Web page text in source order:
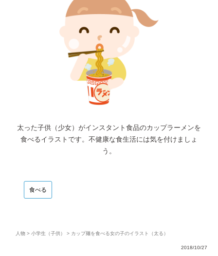
太った子供（少女）がインスタント食品のカップラーメンを
食べるイラストです。不健康な食生活には気を付けましょ
う。
食べる
人物 >小学生（子供） > カップ麺を食べる女の子のイラスト（太る）
2018/10/27